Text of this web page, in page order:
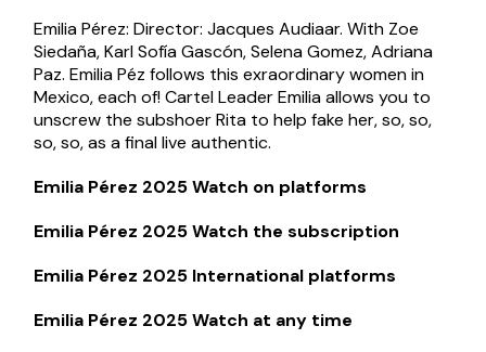
Emilia Pérez: Director: Jacques Audiaar. With Zoe
Siedaña, Karl Sofía Gascón, Selena Gomez, Adriana
Paz. Emilia Péz follows this exraordinary women in
Mexico, each of! Cartel Leader Emilia allows you to
unscrew the subshoer Rita to help fake her, so, so,
so, so, as a final live authentic.
Emilia Pérez 2025 Watch on platforms
Emilia Pérez 2025 Watch the subscription
Emilia Pérez 2025 International platforms
Emilia Pérez 2025 Watch at any time